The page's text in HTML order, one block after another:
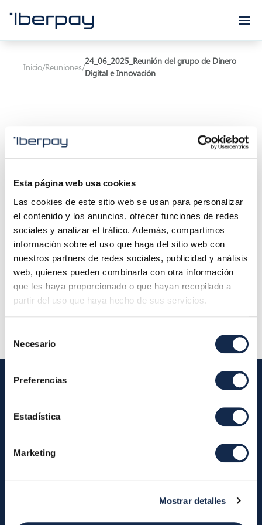
Esta página web usa cookies
Las cookies de este sitio web se usan para personalizar
el contenido y los anuncios, ofrecer funciones de redes
sociales y analizar el tráfico. Además, compartimos
información sobre el uso que haga del sitio web con
nuestros partners de redes sociales, publicidad y análisis
web, quienes pueden combinarla con otra información
que les haya proporcionado o que hayan recopilado a
partir del uso que haya hecho de sus servicios.
consentimiento
Necesario
Preferencias
Estadística
Marketing
Mostrar detalles
Iberpay
Inicio/Reuniones/
24_06_2025_Reunión del grupo de Dinero
Digital e Innovación
Innovación
Inicio de la reunión:24/06/2025 11:00
Final de la reunión:26/06/2025 12:00
Localización:
Descripción:Iberpay - Grupo Dinero Digital E
Innovación
Iberpay
About us